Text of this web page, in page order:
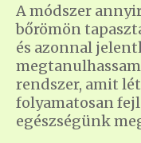
A módszer
bőrömön
és azonnal
rendszer, amit
folyamatosan
egészségünk